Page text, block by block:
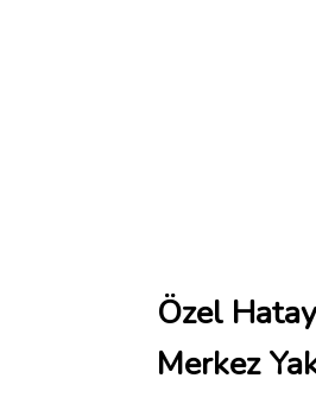
Özel
Merkez